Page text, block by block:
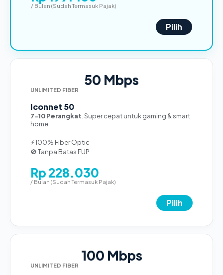
/ Bulan (Sudah Termasuk Pajak)
Pilih
50 Mbps
UNLIMITED FIBER
Iconnet 50
7-10 Perangkat . Super cepat untuk gaming & smart
home.
⚡ 100% Fiber Optic
🚫 Tanpa Batas FUP
Rp 228.030
/ Bulan (Sudah Termasuk Pajak)
Pilih
100 Mbps
UNLIMITED FIBER